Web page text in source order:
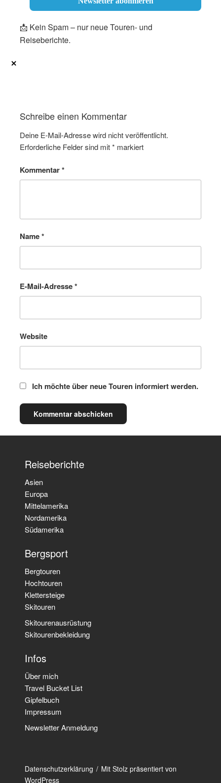
📩 Kein Spam – nur neue Touren- und
Reiseberichte.
Schreibe einen Kommentar
Deine E-Mail-Adresse wird nicht veröffentlicht.
Erforderliche Felder sind mit* markiert
Kommentar*
Name*
E-Mail-Adresse*
Website
Ich möchte über neue Touren informiert werden.
Reiseberichte
Asien
Europa
Mittelamerika
Nordamerika
Südamerika
Bergsport
Bergtouren
Hochtouren
Klettersteige
Skitouren
Skitourenausrüstung
Skitourenbekleidung
Infos
Über mich
Travel Bucket List
Gipfelbuch
Impressum
Newsletter Anmeldung
Datenschutzerklärung
Mit Stolz präsentiert von
WordPress